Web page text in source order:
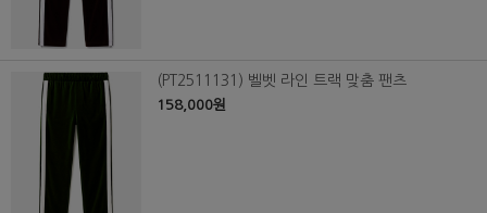
(PT2511131) 벨벳 라인 트랙 맞춤 팬츠
158,000원